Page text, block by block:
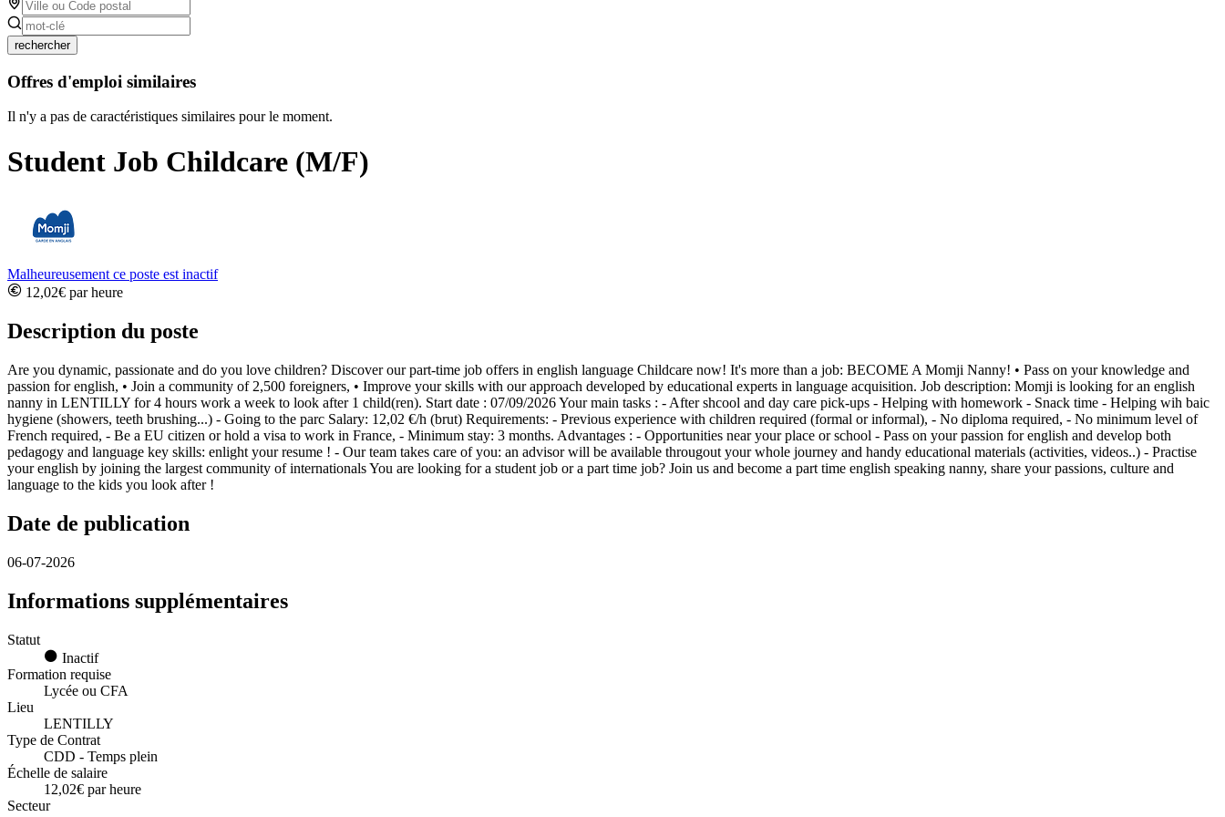
rechercher
Offres d'emploi similaires
Il n'y a pas de caractéristiques similaires pour le moment.
Student Job Childcare (M/F)
Malheureusement ce poste est inactif
12,02€ par heure
Description du poste
Are you dynamic, passionate and do you love children? Discover our part-time job offers in english language Childcare now! It's more than a job: BECOME A Momji Nanny! • Pass on your knowledge and
passion for english, • Join a community of 2,500 foreigners, • Improve your skills with our approach developed by educational experts in language acquisition. Job description: Momji is looking for an english
nanny in LENTILLY for 4 hours work a week to look after 1 child(ren). Start date : 07/09/2026 Your main tasks : - After shcool and day care pick-ups - Helping with homework - Snack time - Helping wih baic
hygiene (showers, teeth brushing...) - Going to the parc Salary: 12,02 €/h (brut) Requirements: - Previous experience with children required (formal or informal), - No diploma required, - No minimum level of
French required, - Be a EU citizen or hold a visa to work in France, - Minimum stay: 3 months. Advantages : - Opportunities near your place or school - Pass on your passion for english and develop both
pedagogy and language key skills: enlight your resume ! - Our team takes care of you: an advisor will be available througout your whole journey and handy educational materials (activities, videos..) - Practise
your english by joining the largest community of internationals You are looking for a student job or a part time job? Join us and become a part time english speaking nanny, share your passions, culture and
language to the kids you look after !
Date de publication
06-07-2026
Informations supplémentaires
Statut
Inactif
Formation requise
Lycée ou CFA
Lieu
LENTILLY
Type de Contrat
CDD - Temps plein
Échelle de salaire
12,02€ par heure
Secteur